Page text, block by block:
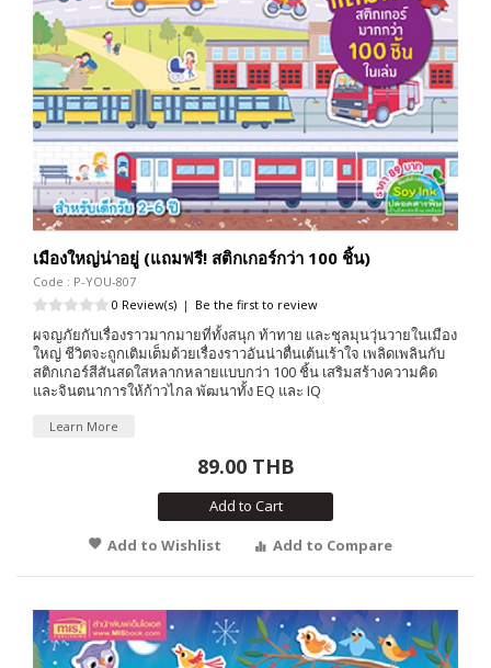
เมืองใหญ่น่าอยู่ (แถมฟรี! สติกเกอร์กว่า 100 ชิ้น)
Code : P-YOU-807
0 Review(s) | Be the first to review
ผจญภัยกับเรื่องราวมากมายที่ทั้งสนุก ท้าทาย และชุลมุนวุ่นวายในเมือง
ใหญ่ ชีวิตจะถูกเติมเต็มด้วยเรื่องราวอันน่าตื่นเต้นเร้าใจ เพลิดเพลินกับ
สติกเกอร์สีสันสดใสหลากหลายแบบกว่า 100 ชิ้น เสริมสร้างความคิด
และจินตนาการให้ก้าวไกล พัฒนาทั้ง EQ และ IQ
Learn More
89.00 THB
Add to Cart
Add to Wishlist
Add to Compare